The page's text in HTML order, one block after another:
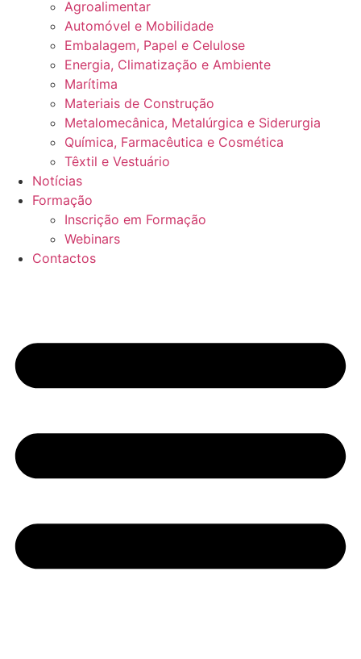
Agroalimentar
Automóvel e Mobilidade
Embalagem, Papel e Celulose
Energia, Climatização e Ambiente
Marítima
Materiais de Construção
Metalomecânica, Metalúrgica e Siderurgia
Química, Farmacêutica e Cosmética
Têxtil e Vestuário
Notícias
Formação
Inscrição em Formação
Webinars
Contactos